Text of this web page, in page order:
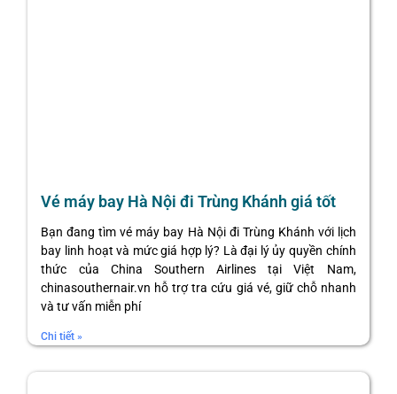
Vé máy bay Hà Nội đi Trùng Khánh giá tốt
Bạn đang tìm vé máy bay Hà Nội đi Trùng Khánh với lịch
bay linh hoạt và mức giá hợp lý? Là đại lý ủy quyền chính
thức của China Southern Airlines tại Việt Nam,
chinasouthernair.vn hỗ trợ tra cứu giá vé, giữ chỗ nhanh
và tư vấn miễn phí
Chi tiết »